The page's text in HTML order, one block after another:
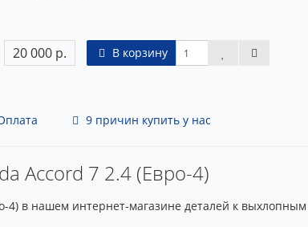
20 000 р. В корзину
9 причин купить у нас
Accord 7 2.4 (Евро-4)
в нашем интернет-магазине деталей к выхлопным